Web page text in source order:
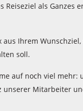
Reiseziel als Ganzes
Ihrem
soll.
auf noch viel mehr:
unserer Mitarbeiter